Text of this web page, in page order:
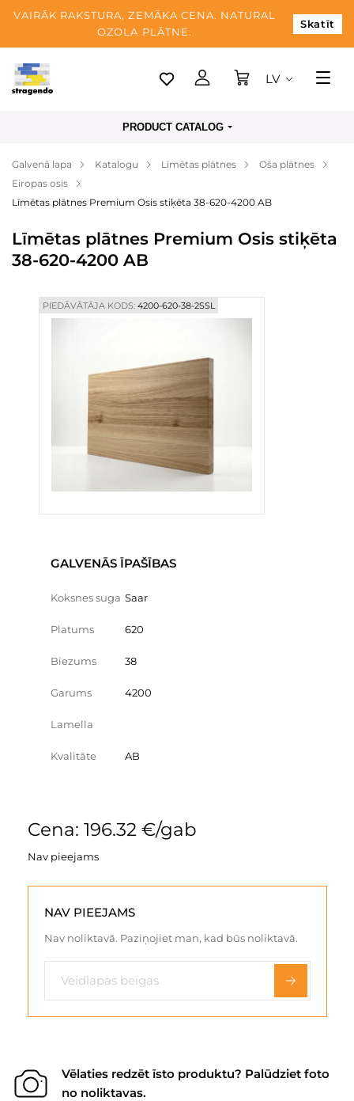
VAIRĀK RAKSTURA, ZEMĀKA CENA. NATURAL
OZOLA PLĀTNE.
Skatīt
Tallina
Apmaksa
Par mums
Blogs
Kontaktinformācija
LV
PRODUCT CATALOG
Galvenā lapa Katalogu Līmētas plātnes
Oša plātnes
Eiropas osis
Līmētas plātnes Premium Osis stiķēta 38-620-4200 AB
Līmētas plātnes Premium Osis stiķēta
38-620-4200 AB
PIEDĀVĀTĀJA KODS:4200-620-38-2SSL
GALVENĀS ĪPAŠĪBAS
Koksnes suga Saar
Platums 620
Biezums 38
Garums 4200
Lamella
Kvalitāte AB
Cena: 196.32 €/gab
Nav pieejams
NAV PIEEJAMS
Nav noliktavā. Paziņojiet man, kad būs noliktavā.
Vēlaties redzēt īsto produktu? Palūdziet foto
no noliktavas.